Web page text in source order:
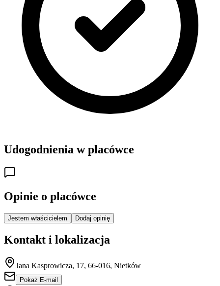
Udogodnienia w placówce
Opinie o placówce
Jestem właścicielem Dodaj opinię
Kontakt i lokalizacja
Jana Kasprowicza, 17, 66-016, Nietków
Pokaż E-mail